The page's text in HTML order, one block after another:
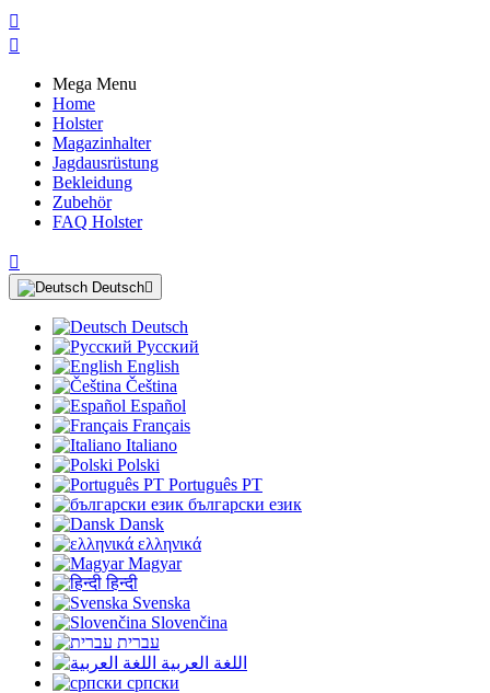


Mega Menu
Home
Holster
Magazinhalter
Jagdausrüstung
Bekleidung
Zubehör
FAQ Holster

Deutsch
Deutsch
Русский
English
Čeština
Español
Français
Italiano
Polski
Português PT
български език
Dansk
ελληνικά
Magyar
हिन्दी
Svenska
Slovenčina
עברית
اللغة العربية
српски